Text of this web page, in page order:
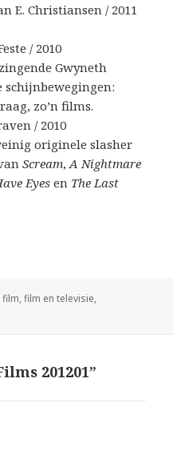
E. Christiansen / 2011
/ 2010
Gwyneth
zo’n films.
/ 2010
originele slasher
Scream,A Nightmare
Eyes en The Last
Categorieën
film,film en televisie,
201201”